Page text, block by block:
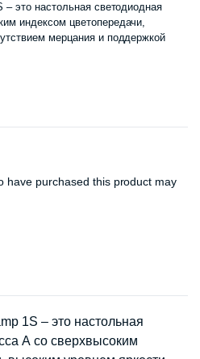
это настольная светодиодная
индексом цветопередачи,
мерцания и поддержкой
have purchased this product may
1S – это настольная
А со сверхвысоким